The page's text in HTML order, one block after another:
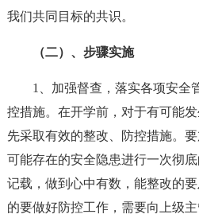
我们共同目标的共识。
（二）、步骤实施
1、加强督查，落实各项安全
控措施。在开学前，对于有可能
先采取有效的整改、防控措施。
可能存在的安全隐患进行一次彻
记载，做到心中有数，能整改的
的要做好防控工作，需要向上级